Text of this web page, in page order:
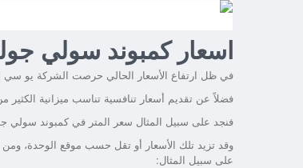
اسعار كمبوند سولي
في ظل ارتفاع الأسعار الحالي حرصت الشركة يو سي
فضلاً عن تقديم أسعار تنافسية تناسب ميزانية الكثير
فنجد على سبيل المثال سعر المتر في كمبوند سولي جولف ريزيدنس تبدأ من 11.300 جنيه أما عن سعر
وقد تزيد تلك الأسعار أو تقل حسب موقع الوحدة،
على سبيل المثال: